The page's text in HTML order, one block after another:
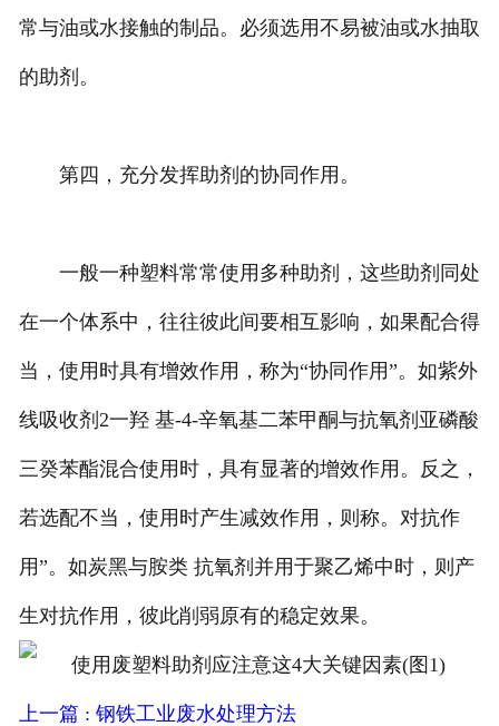
常与油或水接触的制品。必须选用不易被油或水抽取
的助剂。
第四，充分发挥助剂的协同作用。
一般一种塑料常常使用多种助剂，这些助剂同处
在一个体系中，往往彼此间要相互影响，如果配合得
当，使用时具有增效作用，称为“协同作用”。如紫外
线吸收剂2一羟 基-4-辛氧基二苯甲酮与抗氧剂亚磷酸
三癸苯酯混合使用时，具有显著的增效作用。反之，
若选配不当，使用时产生减效作用，则称。对抗作
用”。如炭黑与胺类 抗氧剂并用于聚乙烯中时，则产
生对抗作用，彼此削弱原有的稳定效果。
上一篇 : 钢铁工业废水处理方法